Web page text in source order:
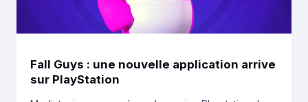
Fall Guys : une nouvelle application arrive
sur PlayStation